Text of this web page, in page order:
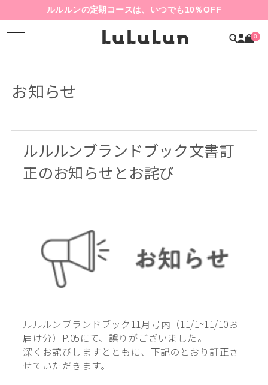
ルルルンの定期コースは、いつでも10％OFF
0
お知らせ
ルルルンブランドブック文書訂
正のお知らせとお詫び
ルルルンブランドブック11月号内（11/1~11/10お
届け分）P.05にて、誤りがございました。
深くお詫びしますとともに、下記のとおり訂正さ
せていただきます。